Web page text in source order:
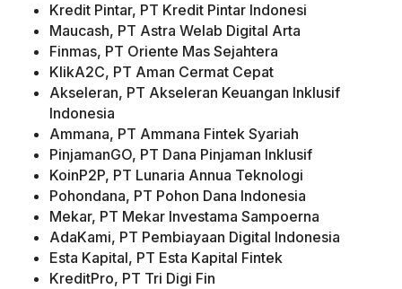
Kredit Pintar, PT Kredit Pintar Indonesi
Maucash, PT Astra Welab Digital Arta
Finmas, PT Oriente Mas Sejahtera
KlikA2C, PT Aman Cermat Cepat
Akseleran, PT Akseleran Keuangan Inklusif
Indonesia
Ammana, PT Ammana Fintek Syariah
PinjamanGO, PT Dana Pinjaman Inklusif
KoinP2P, PT Lunaria Annua Teknologi
Pohondana, PT Pohon Dana Indonesia
Mekar, PT Mekar Investama Sampoerna
AdaKami, PT Pembiayaan Digital Indonesia
Esta Kapital, PT Esta Kapital Fintek
KreditPro, PT Tri Digi Fin